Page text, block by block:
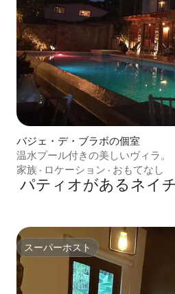
バジェ・デ・ブラボの個室
温水プール付きの美しいヴィラ。
家族 · ロケーション · おもてなし
パティオがあるネイ
スーパーホスト
スーパーホスト